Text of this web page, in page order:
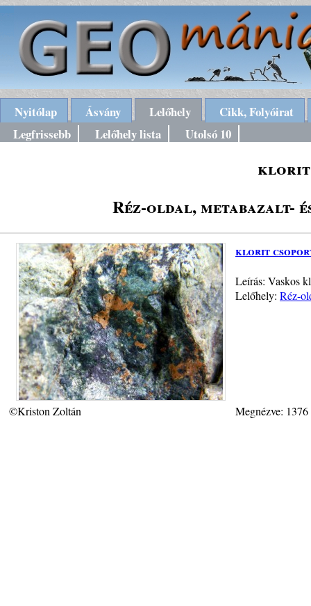
Nyitólap Ásvány Lelőhely
Cikk, Folyóirat
Legfrissebb
Lelőhely lista Utolsó 10
klorit
Réz-oldal, metabazalt-
klorit
Leírás: Vaskos
Lelőhely: Réz-
©Kriston Zoltán Megnézve: